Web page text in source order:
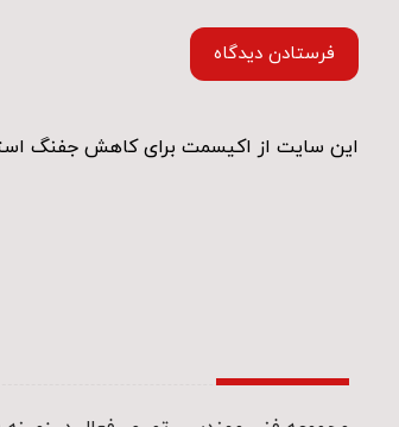
فرستادن دیدگاه
این سایت از اکیسمت برای کاهش جفنگ